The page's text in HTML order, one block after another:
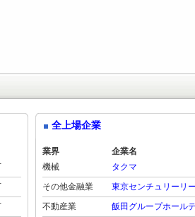
全上場企業
業界
企業名
機械
タクマ
その他金融業
東京センチュリーリ
不動産業
飯田グループホール